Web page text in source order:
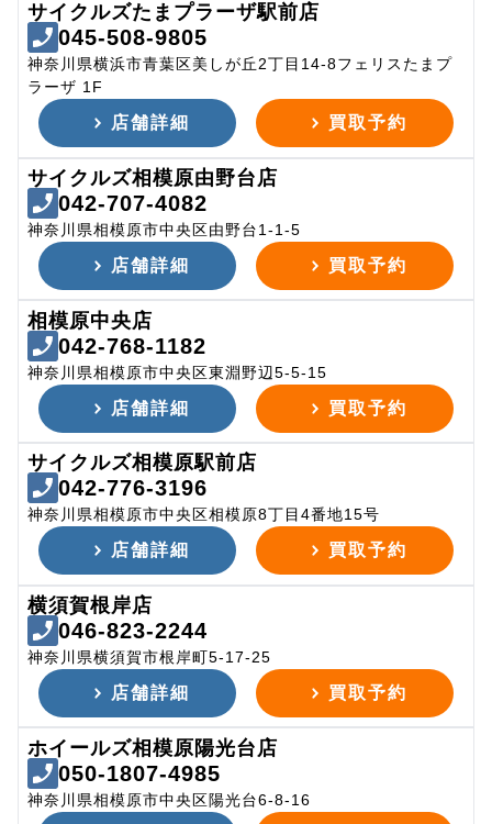
サイクルズたまプラーザ駅前店
045-508-9805
神奈川県横浜市青葉区美しが丘2丁目14-8フェリスたまプ
ラーザ 1F
店舗詳細 買取予約
サイクルズ相模原由野台店
042-707-4082
神奈川県相模原市中央区由野台1-1-5
店舗詳細 買取予約
相模原中央店
042-768-1182
神奈川県相模原市中央区東淵野辺5-5-15
店舗詳細 買取予約
サイクルズ相模原駅前店
042-776-3196
神奈川県相模原市中央区相模原8丁目4番地15号
店舗詳細 買取予約
横須賀根岸店
046-823-2244
神奈川県横須賀市根岸町5-17-25
店舗詳細 買取予約
ホイールズ相模原陽光台店
050-1807-4985
神奈川県相模原市中央区陽光台6-8-16